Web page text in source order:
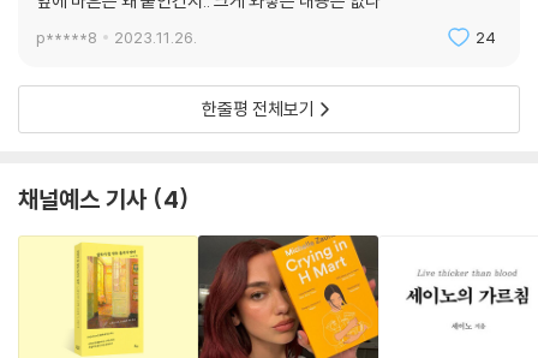
p*****8 2023.11.26. 24
한줄평 전체보기
채널예스 기사 4